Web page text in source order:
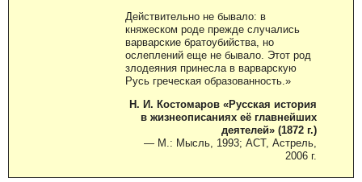
Действительно не бывало: в
княжеском роде прежде случались
варварские братоубийства, но
ослеплений еще не бывало. Этот род
злодеяния принесла в варварскую
Русь греческая образованность.»
Н. И. Костомаров «Русская история
в жизнеописаниях её главнейших
деятелей» (1872 г.)
— М.: Мысль, 1993; АСТ, Астрель,
2006 г.